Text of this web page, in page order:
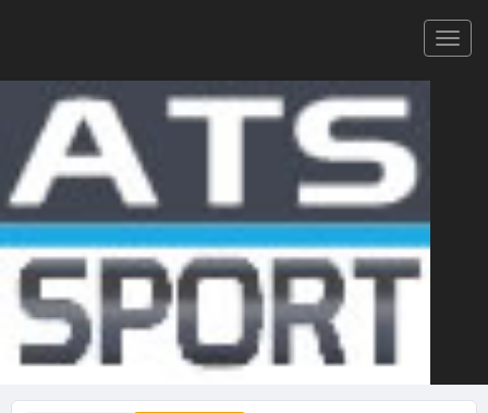
Votre plateforme d'inscription en ligne et de résultats
CHRONOMÉTRAGE ATS-SPORT — 2026
LIVE À VENIR Feria de Béziers ›
Cliquez ici pour ajouter votreépreuveau
calendrier ATS-Sport
VOS PROCHAINES COURSES